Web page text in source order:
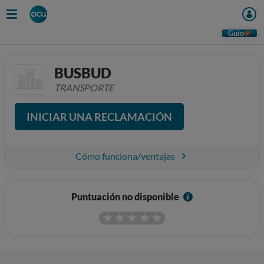
Guio
BUSBUD
TRANSPORTE
INICIAR UNA RECLAMACIÓN
Cómo funciona/ventajas
Puntuación no disponible
I